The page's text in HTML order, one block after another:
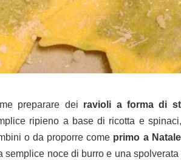
preparare dei ravioli a forma di
ripieno a base di ricotta e
o da proporre come primo a Natale
semplice noce di burro e una